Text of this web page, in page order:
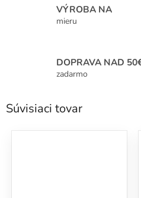
VÝROBA NA
mieru
DOPRAVA NAD
zadarmo
Súvisiaci tovar